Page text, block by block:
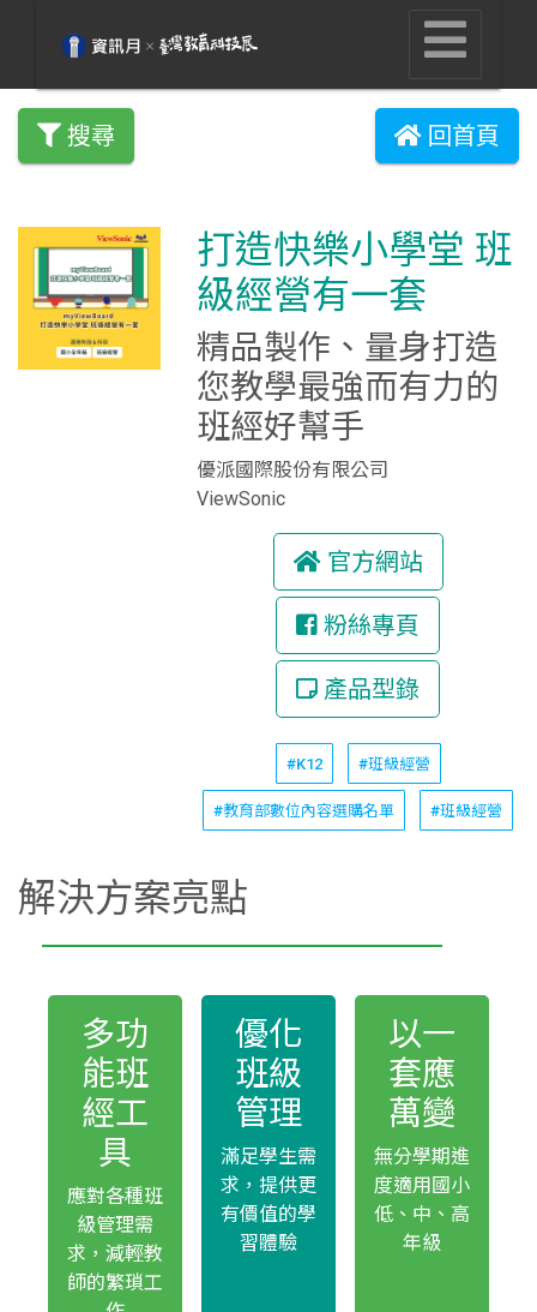
搜尋 回首頁
打造快樂小學堂 班
級經營有一套
精品製作、量身打造
您教學最強而有力的
班經好幫手
優派國際股份有限公司
ViewSonic
官方網站
粉絲專頁
產品型錄
#K12 #班級經營
#教育部數位內容選購名單 #班級經營
解決方案亮點
多功
能班
經工
具
應對各種班
級管理需
求，減輕教
師的繁瑣工
優化
班級
管理
滿足學生需
求，提供更
有價值的學
習體驗
以一
套應
萬變
無分學期進
度適用國小
低、中、高
年級